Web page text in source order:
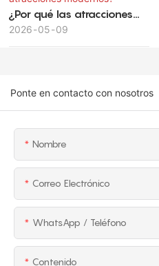
¿Por qué las atracciones
de barcos pirata siguen
2026 05 09
Ponte en contacto con nosotros
Nombre
Correo Electrónico
WhatsApp / Teléfono
Contenido